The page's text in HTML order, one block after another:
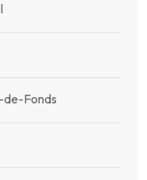
de-Fonds